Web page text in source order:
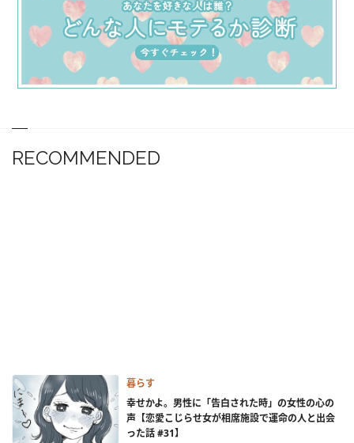
RECOMMENDED
暮らす
幸せかよ。男性に「告白された時」の女性の心の
声【恋愛こじらせ女が相席施設で運命の人と出会
った話 #31】